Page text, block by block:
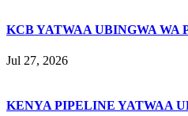
KCB YATWAA UBINGWA WA
Jul 27, 2026
KENYA PIPELINE YATWAA